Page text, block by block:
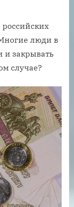
люди в
и закрывать
случае?